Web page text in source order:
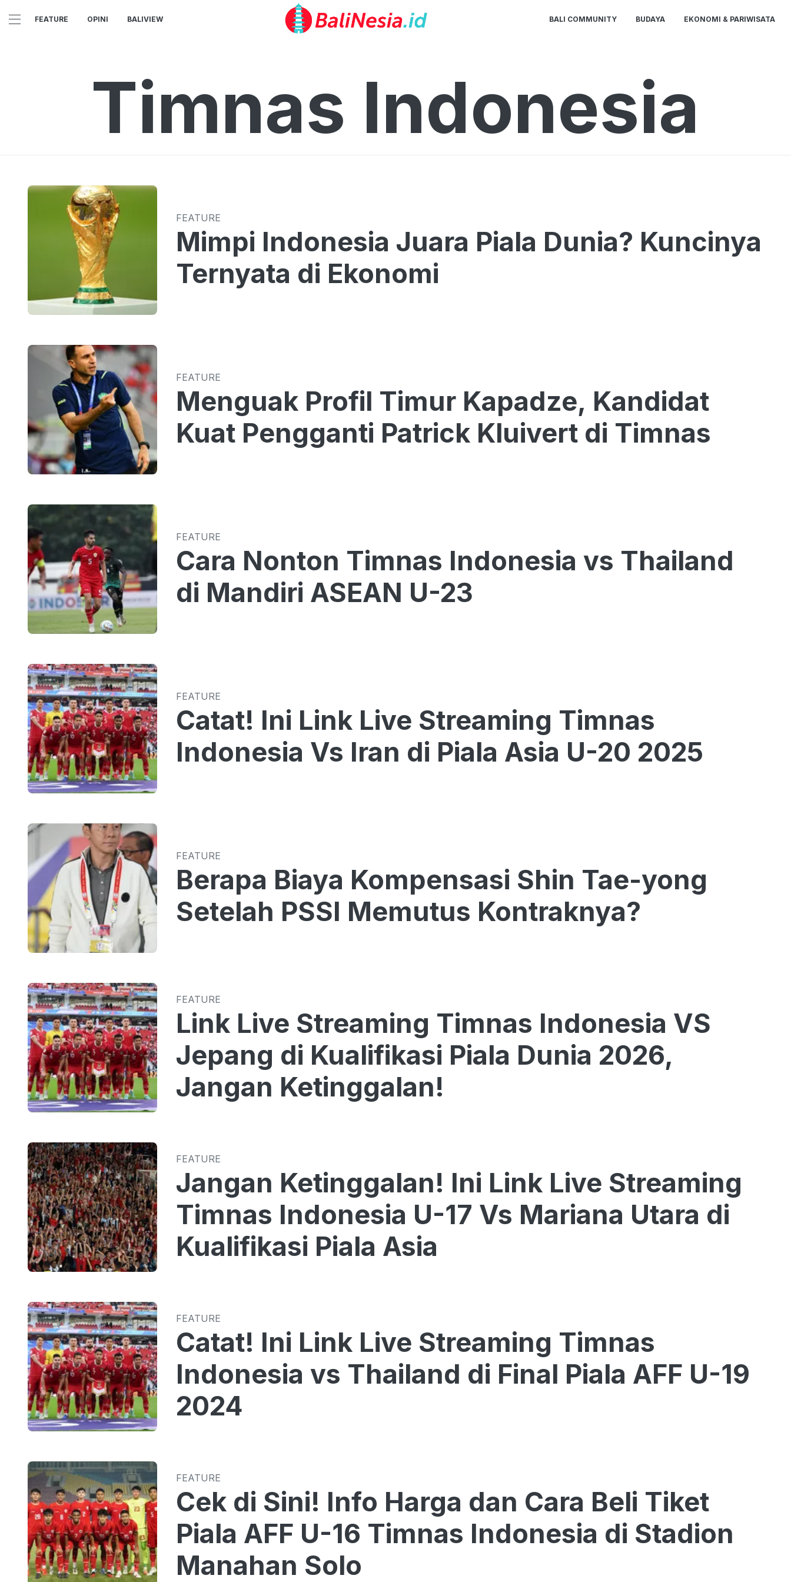
FEATURE OPINI BALIVIEW BALI COMMUNITY BUDAYA EKONOMI & PARIWISATA
Timnas Indonesia
FEATURE
Mimpi Indonesia Juara Piala Dunia? Kuncinya
Ternyata di Ekonomi
FEATURE
Menguak Profil Timur Kapadze, Kandidat
Kuat Pengganti Patrick Kluivert di Timnas
FEATURE
Cara Nonton Timnas Indonesia vs Thailand
di Mandiri ASEAN U-23
FEATURE
Catat! Ini Link Live Streaming Timnas
Indonesia Vs Iran di Piala Asia U-20 2025
FEATURE
Berapa Biaya Kompensasi Shin Tae-yong
Setelah PSSI Memutus Kontraknya?
FEATURE
Link Live Streaming Timnas Indonesia VS
Jepang di Kualifikasi Piala Dunia 2026,
Jangan Ketinggalan!
FEATURE
Jangan Ketinggalan! Ini Link Live Streaming
Timnas Indonesia U-17 Vs Mariana Utara di
Kualifikasi Piala Asia
FEATURE
Catat! Ini Link Live Streaming Timnas
Indonesia vs Thailand di Final Piala AFF U-19
2024
FEATURE
Cek di Sini! Info Harga dan Cara Beli Tiket
Piala AFF U-16 Timnas Indonesia di Stadion
Manahan Solo